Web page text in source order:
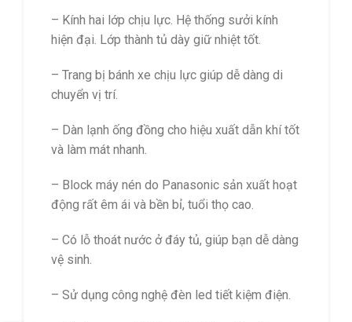
– Kính hai lớp chịu lực. Hệ thống sưởi kính
hiện đại. Lớp thành tủ dày giữ nhiệt tốt.
– Trang bị bánh xe chịu lực giúp dễ dàng di
chuyển vị trí.
– Dàn lạnh ống đồng cho hiệu xuất dẫn khí tốt
và làm mát nhanh.
– Block máy nén do Panasonic sản xuất hoạt
động rất êm ái và bền bỉ, tuổi thọ cao.
– Có lỗ thoát nước ở đáy tủ, giúp bạn dễ dàng
vệ sinh.
– Sử dụng công nghệ đèn led tiết kiệm điện.